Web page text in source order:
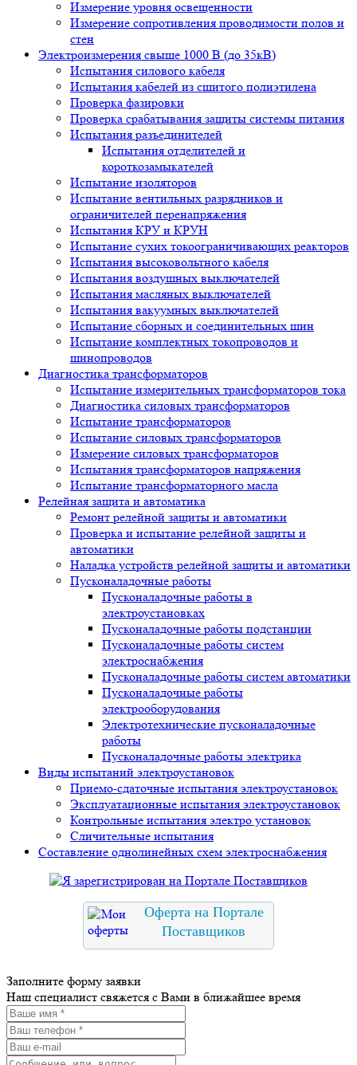
Измерение уровня освещенности
Измерение сопротивления проводимости полов и
стен
Электроизмерения свыше 1000 В (до 35кВ)
Испытания силового кабеля
Испытания кабелей из сшитого полиэтилена
Проверка фазировки
Проверка срабатывания защиты системы питания
Испытания разъединителей
Испытания отделителей и
короткозамыкателей
Испытание изоляторов
Испытание вентильных разрядников и
ограничителей перенапряжения
Испытания КРУ и КРУН
Испытание сухих токоограничивающих реакторов
Испытания высоковольтного кабеля
Испытания воздушных выключателей
Испытания масляных выключателей
Испытания вакуумных выключателей
Испытание сборных и соединительных шин
Испытание комплектных токопроводов и
шинопроводов
Диагностика трансформаторов
Испытание измерительных трансформаторов тока
Диагностика силовых трансформаторов
Испытание трансформаторов
Испытание силовых трансформаторов
Измерение силовых трансформаторов
Испытания трансформаторов напряжения
Испытание трансформаторного масла
Релейная защита и автоматика
Ремонт релейной защиты и автоматики
Проверка и испытание релейной защиты и
автоматики
Наладка устройств релейной защиты и автоматики
Пусконаладочные работы
Пусконаладочные работы в
электроустановках
Пусконаладочные работы подстанции
Пусконаладочные работы систем
электроснабжения
Пусконаладочные работы систем автоматики
Пусконаладочные работы
электрооборудования
Электротехнические пусконаладочные
работы
Пусконаладочные работы электрика
Виды испытаний электроустановок
Приемо-сдаточные испытания электроустановок
Эксплуатационные испытания электроустановок
Контрольные испытания электро установок
Сличительные испытания
Составление однолинейных схем электроснабжения
Оферта на Портале
Поставщиков
Заполните форму заявки
Наш специалист свяжется с Вами в ближайшее время